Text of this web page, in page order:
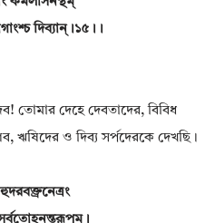
দিব্যান্।১৫।।
তোমার দেহে দেবতাদের, বিবিধ
ঋষিদের ও দিব্য সর্পদেরকে দেখছি।
সর্বতোহনন্তরূপম্।